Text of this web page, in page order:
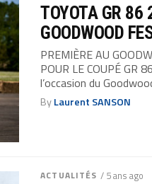
TOYOTA GR 86
GOODWOOD
PREMIÈRE AU
POUR LE COUPÉ GR
l’occasion du
ByLaurent SANSON
ACTUALITÉS / 5 ans ago